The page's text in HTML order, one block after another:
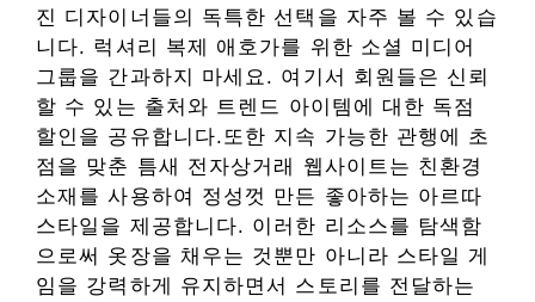
진 디자이너들의 독특한 선택을 자주 볼 수 있습
니다. 럭셔리 복제 애호가를 위한 소셜 미디어
그룹을 간과하지 마세요. 여기서 회원들은 신뢰
할 수 있는 출처와 트렌드 아이템에 대한 독점
할인을 공유합니다.또한 지속 가능한 관행에 초
점을 맞춘 틈새 전자상거래 웹사이트는 친환경
소재를 사용하여 정성껏 만든 좋아하는 아르따
스타일을 제공합니다. 이러한 리소스를 탐색함
으로써 옷장을 채우는 것뿐만 아니라 스타일 게
임을 강력하게 유지하면서 스토리를 전달하는